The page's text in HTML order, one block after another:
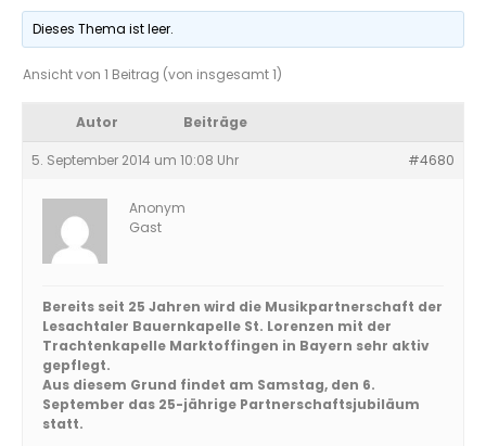
Dieses Thema ist leer.
Ansicht von 1 Beitrag (von insgesamt 1)
Autor Beiträge
5. September 2014 um 10:08 Uhr #4680
Anonym
Gast
Bereits seit 25 Jahren wird die Musikpartnerschaft der
Lesachtaler Bauernkapelle St. Lorenzen mit der
Trachtenkapelle Marktoffingen in Bayern sehr aktiv
gepflegt.
Aus diesem Grund findet am Samstag, den 6.
September das 25-jährige Partnerschaftsjubiläum
statt.